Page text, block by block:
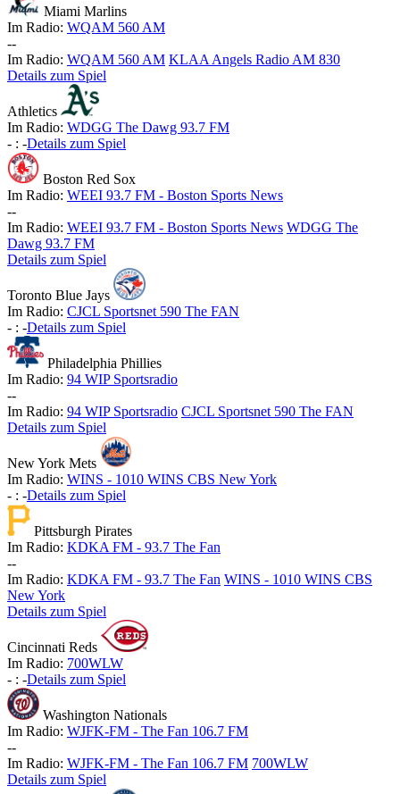
Miami Marlins
Im Radio: WQAM 560 AM
--
Im Radio: WQAM 560 AM KLAA Angels Radio AM 830
Details zum Spiel
Athletics
Im Radio: WDGG The Dawg 93.7 FM
- : -Details zum Spiel
Boston Red Sox
Im Radio: WEEI 93.7 FM - Boston Sports News
--
Im Radio: WEEI 93.7 FM - Boston Sports News WDGG The
Dawg 93.7 FM
Details zum Spiel
Toronto Blue Jays
Im Radio: CJCL Sportsnet 590 The FAN
- : -Details zum Spiel
Philadelphia Phillies
Im Radio: 94 WIP Sportsradio
--
Im Radio: 94 WIP Sportsradio CJCL Sportsnet 590 The FAN
Details zum Spiel
New York Mets
Im Radio: WINS - 1010 WINS CBS New York
- : -Details zum Spiel
Pittsburgh Pirates
Im Radio: KDKA FM - 93.7 The Fan
--
Im Radio: KDKA FM - 93.7 The Fan WINS - 1010 WINS CBS
New York
Details zum Spiel
Cincinnati Reds
Im Radio: 700WLW
- : -Details zum Spiel
Washington Nationals
Im Radio: WJFK-FM - The Fan 106.7 FM
--
Im Radio: WJFK-FM - The Fan 106.7 FM 700WLW
Details zum Spiel